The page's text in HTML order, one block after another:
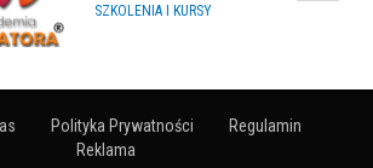
IMPREZY, WYDARZENIA
Polityka Prywatności
Regulamin
Reklama